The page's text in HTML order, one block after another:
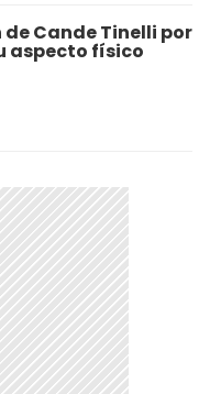
Cande Tinelli por
aspecto físico